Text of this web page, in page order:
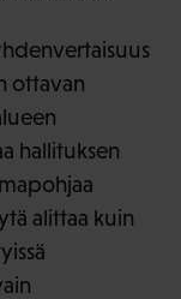
ottavan
hallituksen
alittaa kuin